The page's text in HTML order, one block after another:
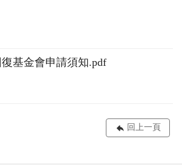
基金會申請須知.pdf
回上一頁